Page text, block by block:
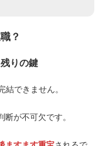
？
りの鍵
できません。
が不可欠です。